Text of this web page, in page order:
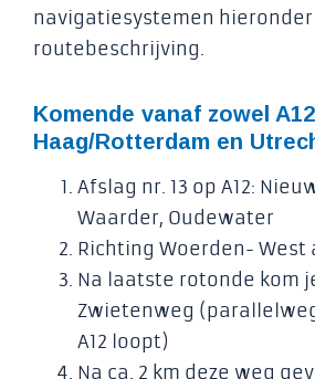
navigatiesystemen hieronder
routebeschrijving.
Komende vanaf zowel
Haag/Rotterdam en
Afslag nr. 13 op A12:
Waarder, Oudewater
Richting Woerden- West
Na laatste rotonde kom
Zwietenweg
A12 loopt)
Na ca. 2 km deze weg